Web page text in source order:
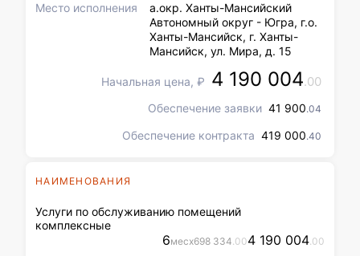
Место исполнения
а.окр. Ханты-Мансийский
Автономный округ - Югра, г.о.
Ханты-Мансийск, г. Ханты-
Мансийск, ул. Мира, д. 15
Начальная цена, ₽ 4 190 004.00
Обеспечение заявки 41 900.04
Обеспечение контракта 419 000.40
НАИМЕНОВАНИЯ
Услуги по обслуживанию помещений
комплексные
6месx698 334.004 190 004.00